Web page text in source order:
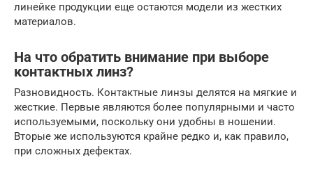
линейке продукции еще остаются модели из жестких
материалов.
На что обратить внимание при выборе
контактных линз?
Разновидность. Контактные линзы делятся на мягкие и
жесткие. Первые являются более популярными и часто
используемыми, поскольку они удобны в ношении.
Вторые же используются крайне редко и, как правило,
при сложных дефектах.